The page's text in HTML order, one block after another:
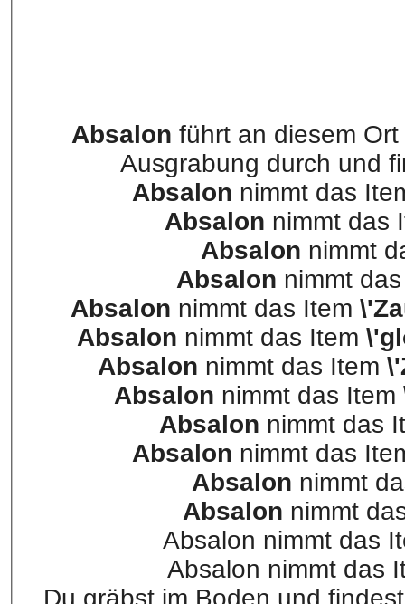
Absalon führt an diesem
Ausgrabung durch und
Absalon nimmt das
Absalon nimmt das
Absalon nimmt
Absalon nimmt
Absalon nimmt das Item
Absalon nimmt das Item
Absalon nimmt das Item
Absalon nimmt das Item
Absalon nimmt das
Absalon nimmt das
Absalon nimmt
Absalon nimmt
Absalon nimmt das
Absalon nimmt das
Du gräbst im Boden und